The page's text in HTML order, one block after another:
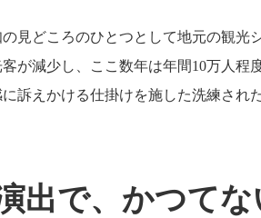
見どころのひとつとして地元の観
が減少し、ここ数年は年間10万人
訴えかける仕掛けを施した洗練さ
出で、かつて